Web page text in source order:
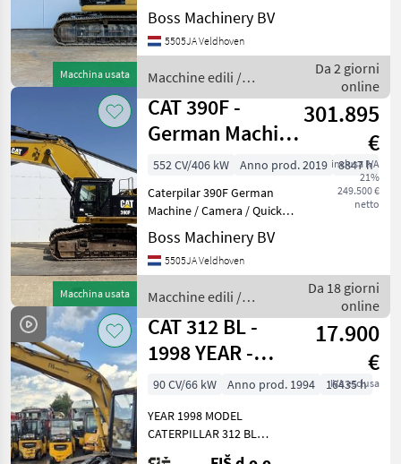
Macchina usata
Coupler Year: 2019
Reference number:
BM007931 Hours: 2.166
Veldhoven, Netherlands
Certifi
Boss Machinery BV
5505JA Veldhoven
Macchine edili /
CAT
Da 2 giorni
online
Macchina usata
CAT 390F -
German Machine
/ Camera / Quick
Coupler
301.895
€
inclusa IVA
21%
249.500 €
netto
552 CV/406 kW Anno prod. 2019
8847 h
Caterpilar 390F German
Machine / Camera / Quick
Coupler Year: 2019
Reference number:
BM007760 Hours: 8.847
Veldhoven, Netherlands
Certificate: CE
Boss Machinery BV
5505JA Veldhoven
Macchine edili /
CAT
Da 18 giorni
online
CAT 312 BL -
1998 YEAR -
250CM
17.900
€
IVA esclusa
90 CV/66 kW Anno prod. 1994
16435 h
YEAR 1998 MODEL
CATERPILLAR 312 BL
WORKING HOURS 16435